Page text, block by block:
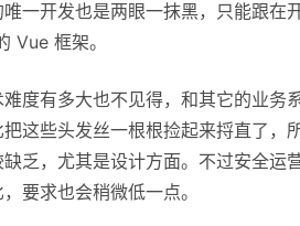
一开发也是两眼一抹黑，只能跟
Vue 框架。
度有多大也不见得，和其它的业
这些头发丝一根根捡起来捋直了
乏，尤其是设计方面。不过安全
要求也会稍微低一点。